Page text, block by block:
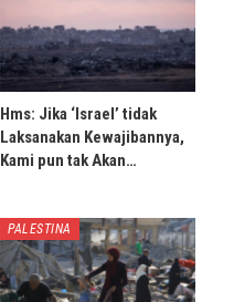
Hms: Jika ‘Israel’ tidak
Laksanakan Kewajibannya,
Kami pun tak Akan…
PALESTINA